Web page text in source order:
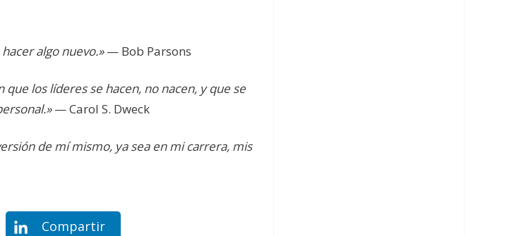
algo nuevo.»— Bob Parsons
los líderes se hacen, no nacen, y que se
— Carol S. Dweck
de mí mismo, ya sea en mi carrera, mis
Compartir